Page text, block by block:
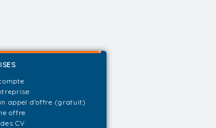
appel d'offre (gratuit)
offre
CV